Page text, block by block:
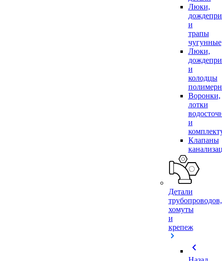
Люки,
и
трапы
чугунные
Люки,
и
колодцы
Воронки,
лотки
и
Клапаны
Детали
трубопроводов,
хомуты
и
крепеж
chevron_left